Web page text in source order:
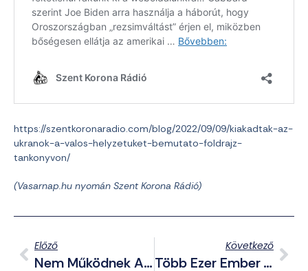
https://szentkoronaradio.com/blog/2022/09/09/kiakadtak-az-
ukranok-a-valos-helyzetuket-bemutato-foldrajz-
tankonyvon/
(Vasarnap.hu nyomán Szent Korona Rádió)
Előző
Nem Működnek A Szankciók: A Gazprom Idén Megduplázta A Tavalyi Nyereségét
Következő
Több Ezer Ember Tüntetett Isztambulban Az LMBTQP-Lobbi Kiszorításának Érdekében